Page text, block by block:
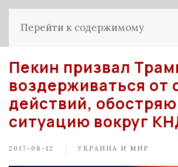
Перейти к содержимому
Пекин призвал
воздерживаться от
действий,
ситуацию вокруг
2017-08-12 УКРАИНА И МИР